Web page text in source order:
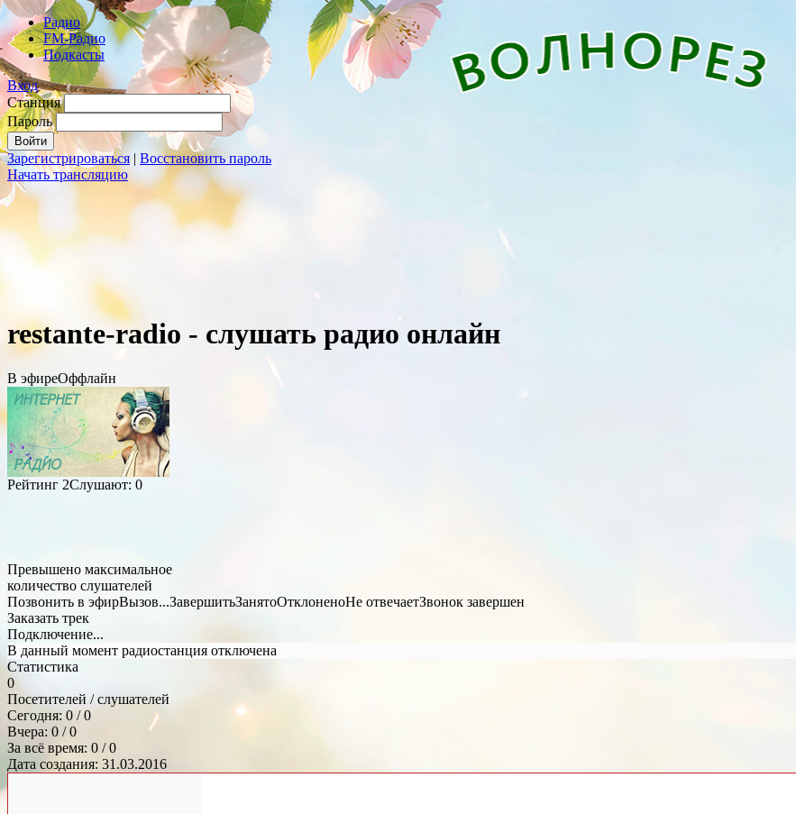
Радио
FM-Радио
Подкасты
Вход
Станция
Пароль
Зарегистрироваться | Восстановить пароль
Начать трансляцию
restante-radio - слушать радио онлайн
В эфиреОффлайн
Рейтинг 2Слушают: 0
Превышено максимальное
количество слушателей
Позвонить в эфирВызов...ЗавершитьЗанятоОтклоненоНе отвечаетЗвонок завершен
Заказать трек
Подключение...
В данный момент радиостанция отключена
Статистика
0
Посетителей / слушателей
Сегодня: 0 / 0
Вчера: 0 / 0
За всё время: 0 / 0
Дата создания: 31.03.2016